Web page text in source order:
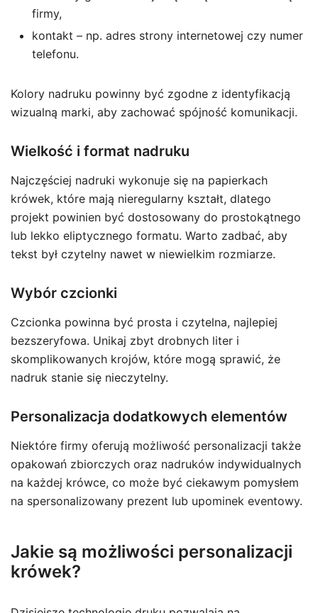
firmy,
kontakt – np. adres strony internetowej czy numer
telefonu.
Kolory nadruku powinny być zgodne z identyfikacją
wizualną marki, aby zachować spójność komunikacji.
Wielkość i format nadruku
Najczęściej nadruki wykonuje się na papierkach
krówek, które mają nieregularny kształt, dlatego
projekt powinien być dostosowany do prostokątnego
lub lekko eliptycznego formatu. Warto zadbać, aby
tekst był czytelny nawet w niewielkim rozmiarze.
Wybór czcionki
Czcionka powinna być prosta i czytelna, najlepiej
bezszeryfowa. Unikaj zbyt drobnych liter i
skomplikowanych krojów, które mogą sprawić, że
nadruk stanie się nieczytelny.
Personalizacja dodatkowych elementów
Niektóre firmy oferują możliwość personalizacji także
opakowań zbiorczych oraz nadruków indywidualnych
na każdej krówce, co może być ciekawym pomysłem
na spersonalizowany prezent lub upominek eventowy.
Jakie są możliwości personalizacji
krówek?